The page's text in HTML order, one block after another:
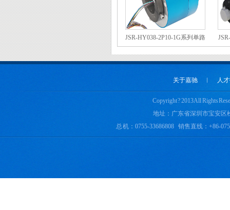
JSR-HY038-2P10-1G系列单路
气导电滑环
关于嘉驰 ︱ 人
Copyright ? 2013 All Rights
地址：广东省深圳市宝安区
总 机：0755-33686808 销售直线：+86-